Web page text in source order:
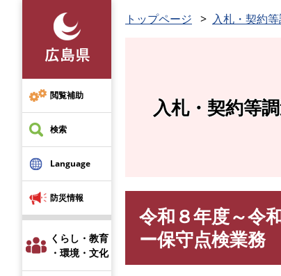
先
頭
で
す
閲覧補助
検索
Language
防災情報
くらし・教育
・環境・文化
トップページ 入札・契約
入札・契約等
令和８年度～令
ー保守点検業務